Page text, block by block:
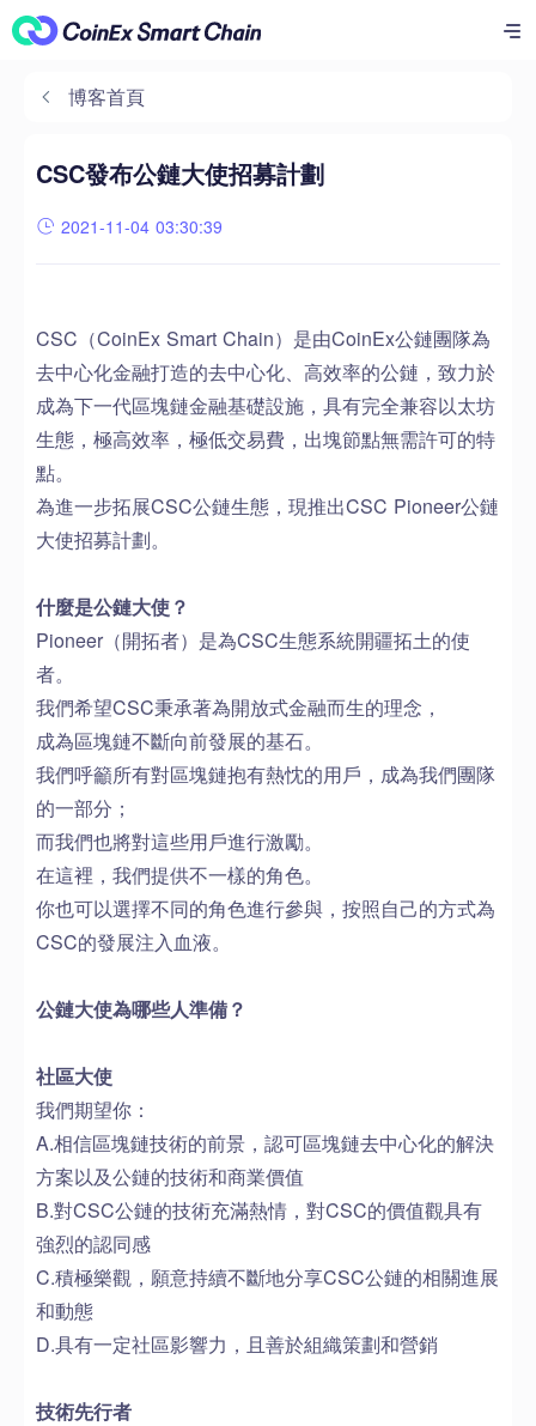
博客首頁
CSC發布公鏈大使招募計劃
2021-11-04 03:30:39
CSC（CoinEx Smart Chain）是由CoinEx公鏈團隊為
去中心化金融打造的去中心化、高效率的公鏈，致力於
成為下一代區塊鏈金融基礎設施，具有完全兼容以太坊
生態，極高效率，極低交易費，出塊節點無需許可的特
點。
為進一步拓展CSC公鏈生態，現推出CSC Pioneer公鏈
大使招募計劃。
什麼是公鏈大使？
Pioneer（開拓者）是為CSC生態系統開疆拓土的使
者。
我們希望CSC秉承著為開放式金融而生的理念，
成為區塊鏈不斷向前發展的基石。
我們呼籲所有對區塊鏈抱有熱忱的用戶，成為我們團隊
的一部分；
而我們也將對這些用戶進行激勵。
在這裡，我們提供不一樣的角色。
你也可以選擇不同的角色進行參與，按照自己的方式為
CSC的發展注入血液。
公鏈大使為哪些人準備？
社區大使
我們期望你：
A.相信區塊鏈技術的前景，認可區塊鏈去中心化的解決
方案以及公鏈的技術和商業價值
B.對CSC公鏈的技術充滿熱情，對CSC的價值觀具有
強烈的認同感
C.積極樂觀，願意持續不斷地分享CSC公鏈的相關進展
和動態
D.具有一定社區影響力，且善於組織策劃和營銷
技術先行者